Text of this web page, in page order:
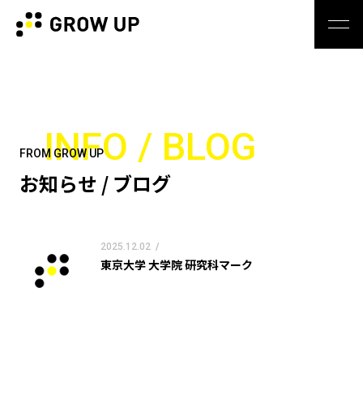
お知らせ / ブログ
FROM GROW UP
INFO / BLOG
2025.12.02 /
東京大学 大学院 研究科マーク